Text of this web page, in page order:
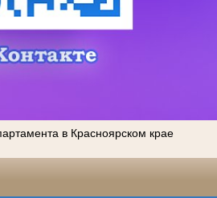
в Красноярском крае